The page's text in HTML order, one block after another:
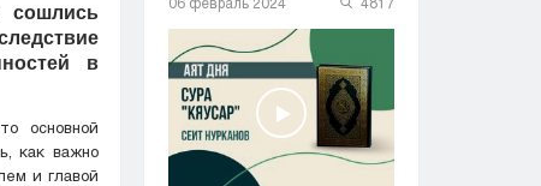
в
основной
как важно
и главой